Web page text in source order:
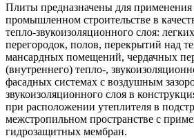
Плиты предназначены для применения
промышленном строительстве в
тепло-звукоизоляционного слоя:
перегородок, полов, перекрытий над
мансардных помещений, чердачных
(внутреннего) тепло-,
фасадных системах с воздушным
звукоизоляционного слоя в
при расположении утеплителя в
межстропильном пространстве с
гидрозащитных мембран.